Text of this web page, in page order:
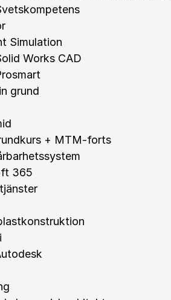
Simulation
Works CAD
grund
+ MTM-forts
365